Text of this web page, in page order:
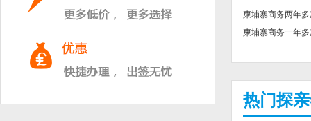
柬埔寨商务两年
柬埔寨商务一年
热门探